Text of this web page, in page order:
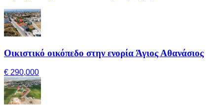
Οικιστικό οικόπεδο στην ενορία Άγιος Αθανάσιος
€ 290,000